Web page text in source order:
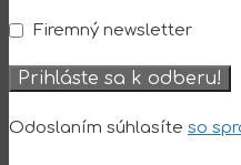
Firemný newsletter
Odoslaním súhlasíte so